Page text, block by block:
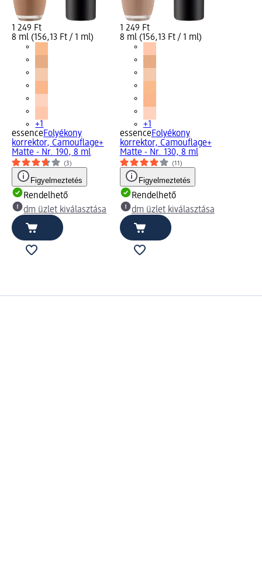
1 249 Ft
8 ml (156,13 Ft / 1 ml)
+1
essenceFolyékony
korrektor, Camouflage+
Matte - Nr. 190, 8 ml
(3)
Figyelmeztetés
Rendelhető
dm üzlet kiválasztása
1 249 Ft
8 ml (156,13 Ft / 1 ml)
+1
essenceFolyékony
korrektor, Camouflage+
Matte - Nr. 130, 8 ml
(11)
Figyelmeztetés
Rendelhető
dm üzlet kiválasztása